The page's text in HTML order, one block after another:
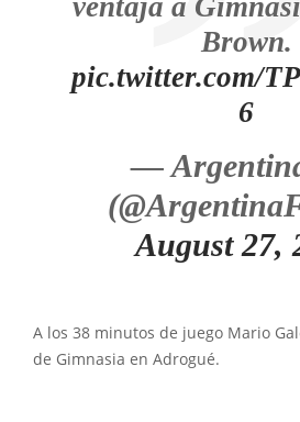
ventaja a
Brown.
pic.twitter.com/
6
—
August 27,
A los 38 minutos de juego Mario
de Gimnasia en Adrogué.